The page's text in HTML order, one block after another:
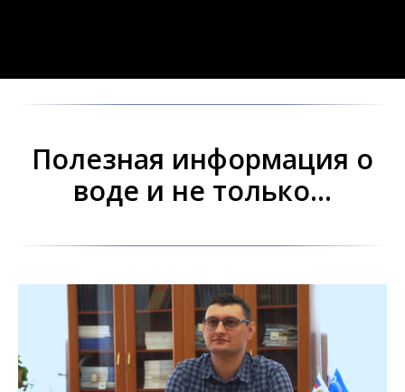
Полезная информация о
воде и не только...